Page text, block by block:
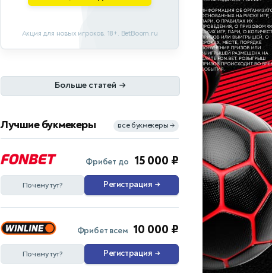
Акция для новых игроков. 18+. BetBoom.ru
Больше статей →
Лучшие букмекеры все букмекеры →
Фрибет до 15 000 ₽
Почему тут? Регистрация →
Фрибет всем 10 000 ₽
Почему тут? Регистрация →